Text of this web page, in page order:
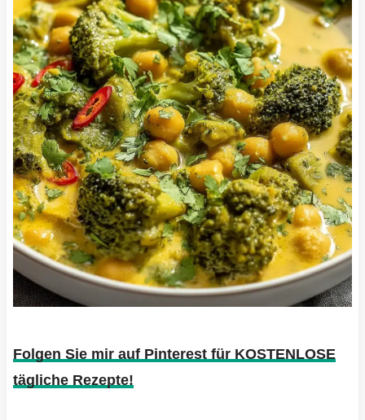
Folgen Sie mir auf Pinterest für KOSTENLOSE
tägliche Rezepte!